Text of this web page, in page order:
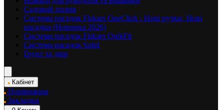
Садовий полив
Система насадок Fiskars OneClick - Нові ручки, Нові
насадки (Новинка 2026)
Система насадок Fiskars QuikFit
Система насадок Solid
Ґрунт та двір
Кабінет
Порівняння
Закладки